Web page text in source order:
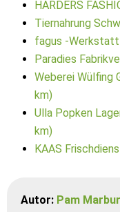
HARDERS
Tiernahrung
fagus -
Paradies
Weberei Wülfing
km)
Ulla Popken
km)
KAAS
Autor: Pam